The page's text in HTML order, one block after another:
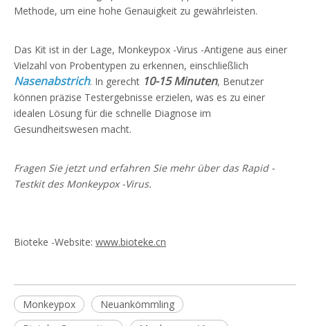
Methode, um eine hohe Genauigkeit zu gewährleisten.
Das Kit ist in der Lage, Monkeypox -Virus -Antigene aus einer
Vielzahl von Probentypen zu erkennen, einschließlich
Nasenabstrich. In gerecht 10-15 Minuten, Benutzer
können präzise Testergebnisse erzielen, was es zu einer
idealen Lösung für die schnelle Diagnose im
Gesundheitswesen macht.
Fragen Sie jetzt und erfahren Sie mehr über das Rapid -
Testkit des Monkeypox -Virus.
Bioteke -Website: www.bioteke.cn
Monkeypox
Neuankömmling